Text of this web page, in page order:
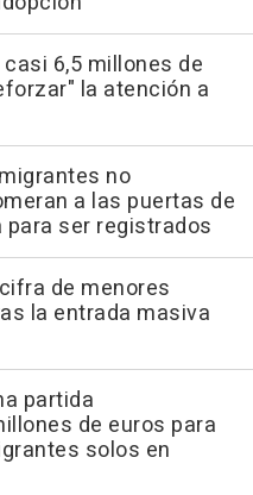
6,5 millones de
la atención a
no
a las puertas de
para ser registrados
de menores
la entrada masiva
partida
de euros para
solos en